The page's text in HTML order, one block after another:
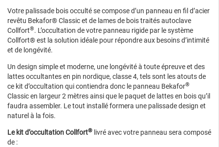
Votre palissade bois occulté se compose d’un panneau en fil d’acier
revêtu Bekafor® Classic et de lames de bois traités autoclave
Collfort®. L’occultation de votre panneau rigide par le système
Collfort® est la solution idéale pour répondre aux besoins d’intimité
et de longévité.
Un design simple et moderne, une longévité à toute épreuve et des
lattes occultantes en pin nordique, classe 4, tels sont les atouts de
ce kit d’occultation qui contiendra donc le panneau Bekafor®
Classic en largeur 2 mètres ainsi que le paquet de lattes en bois qu’il
faudra assembler. Le tout installé formera une palissade design et
naturel à la fois.
Le kit d’occultation Collfort® livré avec votre panneau sera composé
de :